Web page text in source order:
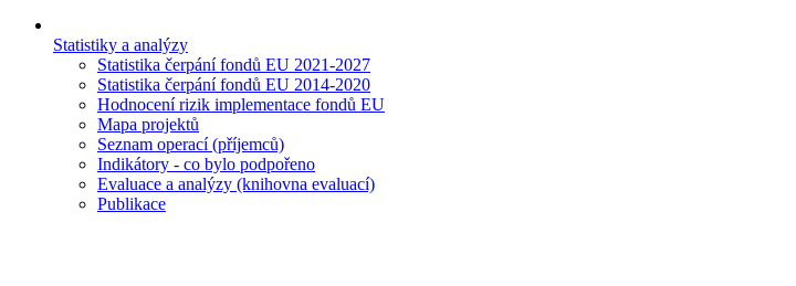
Statistiky a analýzy
Statistika čerpání fondů EU 2021-2027
Statistika čerpání fondů EU 2014-2020
Hodnocení rizik implementace fondů EU
Mapa projektů
Seznam operací (příjemců)
Indikátory - co bylo podpořeno
Evaluace a analýzy (knihovna evaluací)
Publikace